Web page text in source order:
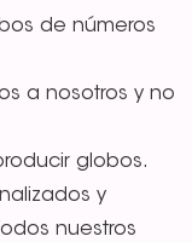
de números
a nosotros y no
globos.
y
nuestros